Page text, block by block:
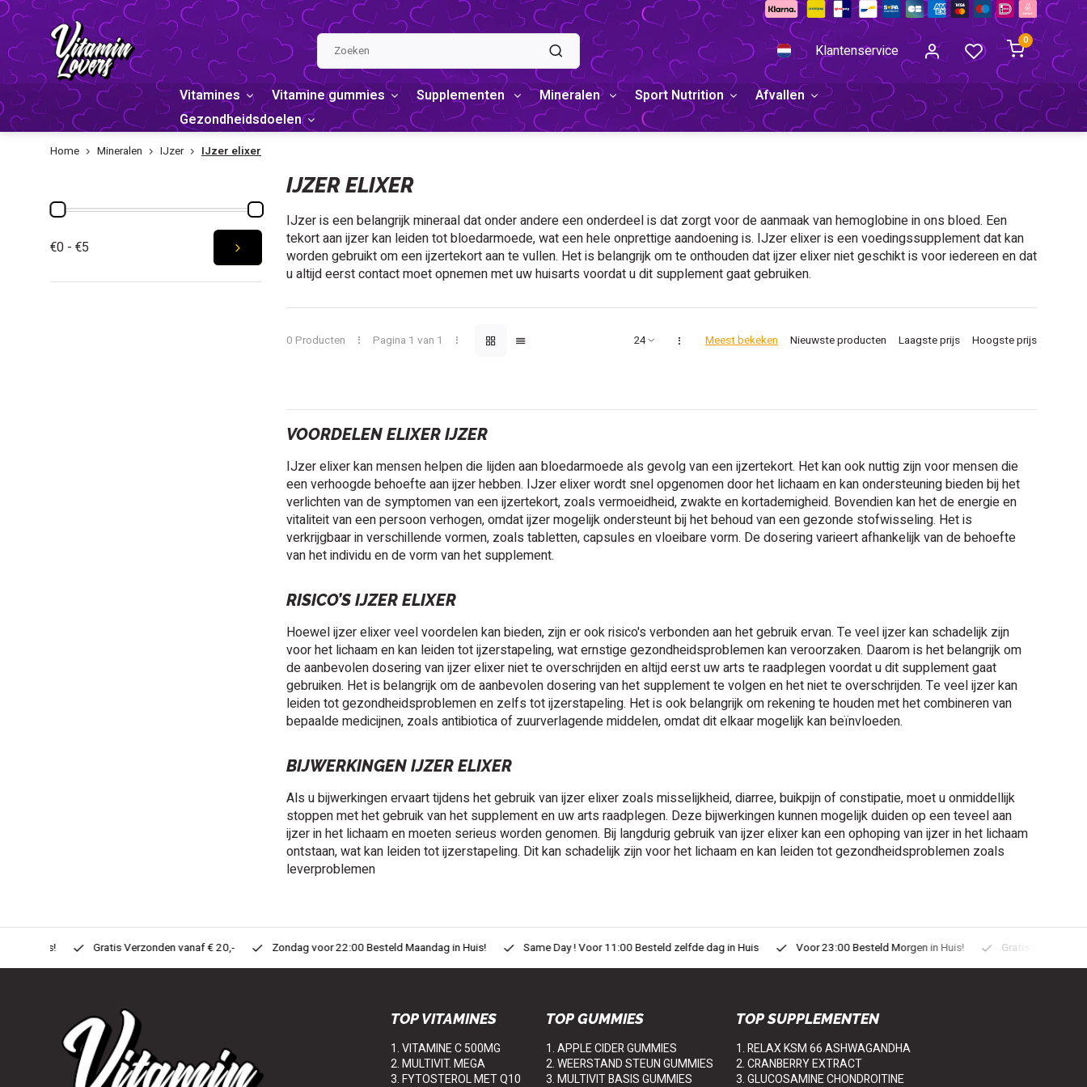
Klantenservice
0
Vitamines Vitamine gummies Supplementen Mineralen Sport Nutrition
Afvallen
Gezondheidsdoelen
Home Mineralen IJzer IJzer elixer
€0 - €5
IJZER ELIXER
IJzer is een belangrijk mineraal dat onder andere een onderdeel is dat zorgt voor de aanmaak van hemoglobine in ons bloed. Een
tekort aan ijzer kan leiden tot bloedarmoede, wat een hele onprettige aandoening is. IJzer elixer is een voedingssupplement dat kan
worden gebruikt om een ijzertekort aan te vullen. Het is belangrijk om te onthouden dat ijzer elixer niet geschikt is voor iedereen en dat
u altijd eerst contact moet opnemen met uw huisarts voordat u dit supplement gaat gebruiken.
0 Producten Pagina 1 van 1 Meest bekeken Nieuwste producten Laagste prijs Hoogste prijs
VOORDELEN ELIXER IJZER
IJzer elixer kan mensen helpen die lijden aan bloedarmoede als gevolg van een ijzertekort. Het kan ook nuttig zijn voor mensen die
een verhoogde behoefte aan ijzer hebben. IJzer elixer wordt snel opgenomen door het lichaam en kan ondersteuning bieden bij het
verlichten van de symptomen van een ijzertekort, zoals vermoeidheid, zwakte en kortademigheid. Bovendien kan het de energie en
vitaliteit van een persoon verhogen, omdat ijzer mogelijk ondersteunt bij het behoud van een gezonde stofwisseling. Het is
verkrijgbaar in verschillende vormen, zoals tabletten, capsules en vloeibare vorm. De dosering varieert afhankelijk van de behoefte
van het individu en de vorm van het supplement.
RISICO’S IJZER ELIXER
Hoewel ijzer elixer veel voordelen kan bieden, zijn er ook risico's verbonden aan het gebruik ervan. Te veel ijzer kan schadelijk zijn
voor het lichaam en kan leiden tot ijzerstapeling, wat ernstige gezondheidsproblemen kan veroorzaken. Daarom is het belangrijk om
de aanbevolen dosering van ijzer elixer niet te overschrijden en altijd eerst uw arts te raadplegen voordat u dit supplement gaat
gebruiken. Het is belangrijk om de aanbevolen dosering van het supplement te volgen en het niet te overschrijden. Te veel ijzer kan
leiden tot gezondheidsproblemen en zelfs tot ijzerstapeling. Het is ook belangrijk om rekening te houden met het combineren van
bepaalde medicijnen, zoals antibiotica of zuurverlagende middelen, omdat dit elkaar mogelijk kan beïnvloeden.
BIJWERKINGEN IJZER ELIXER
Als u bijwerkingen ervaart tijdens het gebruik van ijzer elixer zoals misselijkheid, diarree, buikpijn of constipatie, moet u onmiddellijk
stoppen met het gebruik van het supplement en uw arts raadplegen. Deze bijwerkingen kunnen mogelijk duiden op een teveel aan
ijzer in het lichaam en moeten serieus worden genomen. Bij langdurig gebruik van ijzer elixer kan een ophoping van ijzer in het lichaam
ontstaan, wat kan leiden tot ijzerstapeling. Dit kan schadelijk zijn voor het lichaam en kan leiden tot gezondheidsproblemen zoals
leverproblemen
Gratis Verzonden vanaf € 20,- Zondag voor 22:00 Besteld Maandag in Huis! Same Day ! Voor 11:00 Besteld zelfde dag in Huis Voor 23:00 Besteld Morgen in Huis! Gratis Verzonden
TOP VITAMINES
1. VITAMINE C 500MG
2. MULTIVIT. MEGA
3. FYTOSTEROL MET Q10
TOP GUMMIES
1. APPLE CIDER GUMMIES
2. WEERSTAND STEUN GUMMIES
3. MULTIVIT BASIS GUMMIES
TOP SUPPLEMENTEN
1. RELAX KSM 66 ASHWAGANDHA
2. CRANBERRY EXTRACT
3. GLUCOSAMINE CHONDROITINE